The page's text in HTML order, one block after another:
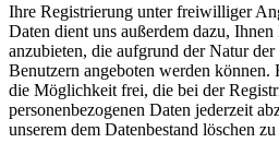
Ihre Registrierung unter freiwilliger
Daten dient uns außerdem dazu,
anzubieten, die aufgrund der Natur der
Benutzern angeboten werden können.
die Möglichkeit frei, die bei der
personenbezogenen Daten jederzeit
unserem dem Datenbestand löschen zu